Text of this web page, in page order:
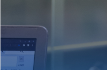
Dupla